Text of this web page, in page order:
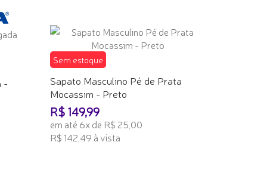
-
Sem estoque
Sapato Masculino Pé de Prata
Mocassim - Preto
R$ 149,99
em até 6x de R$ 25,00
R$ 142,49 à vista